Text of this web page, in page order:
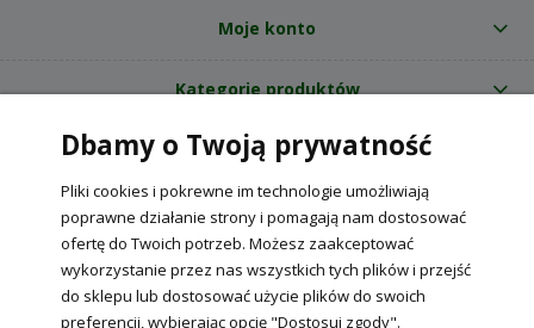
Moje konto
Kategorie produktów
O nas
Internetowy sklep ogrodniczy z nasionami RajOgrodnika.pl
NIP: 6090037061, REGON: 260240470 | Czarnca, ul. Tęczowa 31, 29-100
Włoszczowa
Dbamy o Twoją prywatność
Pliki cookies i pokrewne im technologie umożliwiają
poprawne działanie strony i pomagają nam dostosować
ofertę do Twoich potrzeb. Możesz zaakceptować
wykorzystanie przez nas wszystkich tych plików i przejść
do sklepu lub dostosować użycie plików do swoich
preferencji, wybierając opcję "Dostosuj zgody".